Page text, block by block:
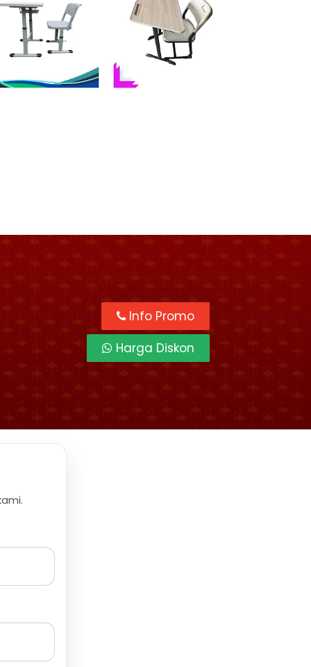
Info Promo
Harga Diskon